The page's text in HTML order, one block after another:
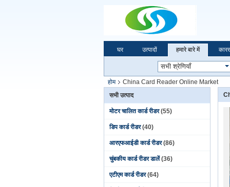
घर उत्पादों हमारे बारे में
होम
China Card Reader Online Market
सभी उत्पाद
मोटर चालित कार्ड रीडर (55)
डिप कार्ड रीडर (40)
आरएफआईडी कार्ड रीडर (86)
चुंबकीय कार्ड रीडर डालें (36)
एटीएम कार्ड रीडर (64)